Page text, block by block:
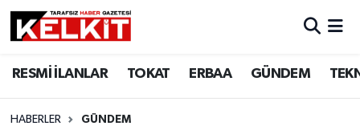
RESMİ İLANLAR TOKAT ERBAA GÜNDEM
HABERLER GÜNDEM